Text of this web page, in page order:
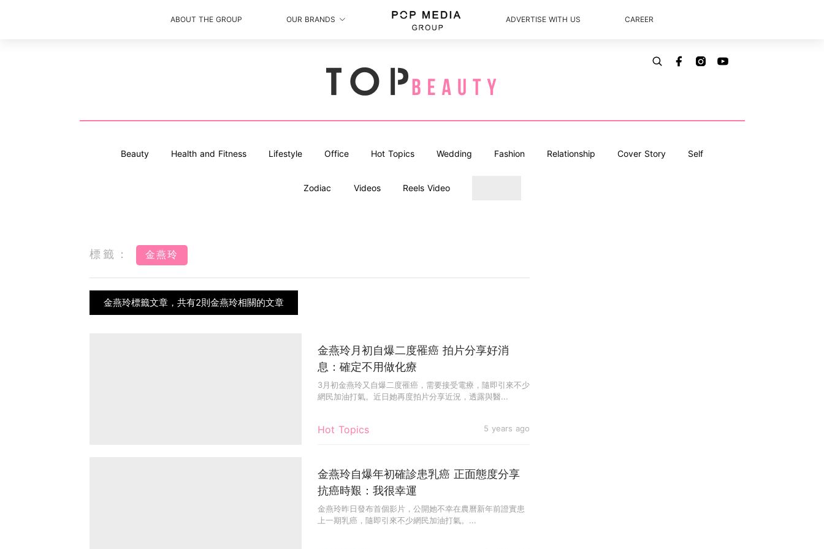
ABOUT THE GROUP OUR BRANDS ADVERTISE WITH US CAREER
Beauty Health and Fitness Lifestyle Office Hot Topics Wedding Fashion Relationship Cover Story Self
Zodiac Videos Reels Video
標籤： 金燕玲
金燕玲標籤文章，共有2則金燕玲相關的文章
Hot Topics 5 years ago
金燕玲月初自爆二度罹癌 拍片分享好消
息：確定不用做化療
3月初金燕玲又自爆二度罹癌，需要接受電療，隨即引來不少
網民加油打氣。近日她再度拍片分享近況，透露與醫...
金燕玲自爆年初確診患乳癌 正面態度分享
抗癌時艱：我很幸運
金燕玲昨日發布首個影片，公開她不幸在農曆新年前證實患
上一期乳癌，隨即引來不少網民加油打氣。...